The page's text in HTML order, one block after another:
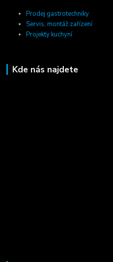
Prodej gastrotechniky
Servis, montáž zařízení
Projekty kuchyní
Kde nás najdete